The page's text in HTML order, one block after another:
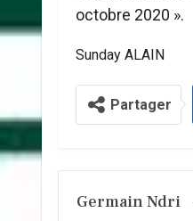
octobre 2020 ».
Sunday ALAIN
Partager
Germain Ndri